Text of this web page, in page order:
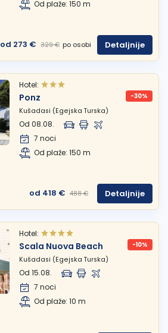
Od plaže: 150 m
od 273 € 329 € po osobi Detaljnije
Hotel:
Ponz -30%
Kušadasi (Egejska Turska)
Od 08.08.
7 noci
Od plaže: 150 m
od 418 € 488 € Detaljnije
Hotel:
Scala Nuova Beach -10%
Kušadasi (Egejska Turska)
Od 15.08.
7 noci
Od plaže: 10 m